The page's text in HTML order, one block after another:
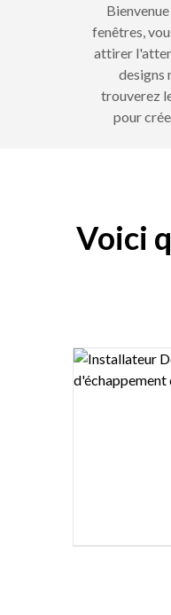
fenêtres,
attirer
designs
trouverez
pour
Voici
Logo preview